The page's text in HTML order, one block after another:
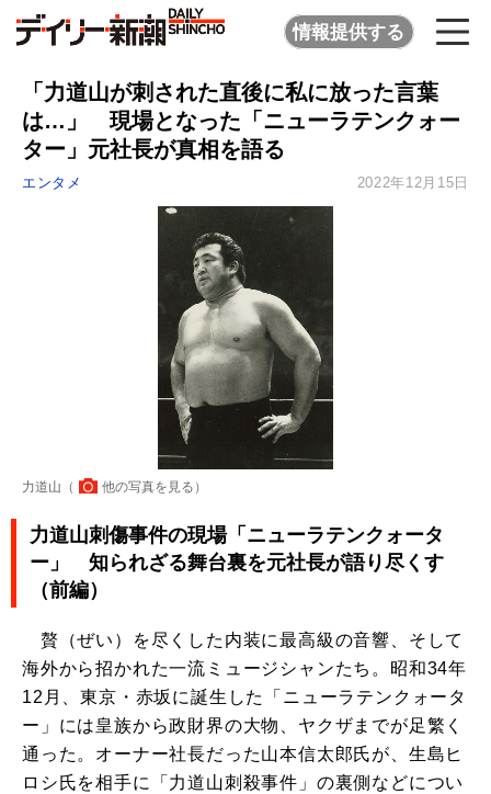
情報提供する
「力道山が刺された直後に私に放った言葉
は…」 現場となった「ニューラテンクォー
ター」元社長が真相を語る
エンタメ 2022年12月15日
力道山（ 他の写真を見る ）
力道山刺傷事件の現場「ニューラテンクォータ
ー」 知られざる舞台裏を元社長が語り尽くす
（前編）
贅（ぜい）を尽くした内装に最高級の音響、そして
海外から招かれた一流ミュージシャンたち。昭和34年
12月、東京・赤坂に誕生した「ニューラテンクォータ
ー」には皇族から政財界の大物、ヤクザまでが足繁く
通った。オーナー社長だった山本信太郎氏が、生島ヒ
ロシ氏を相手に「力道山刺殺事件」の裏側などについ